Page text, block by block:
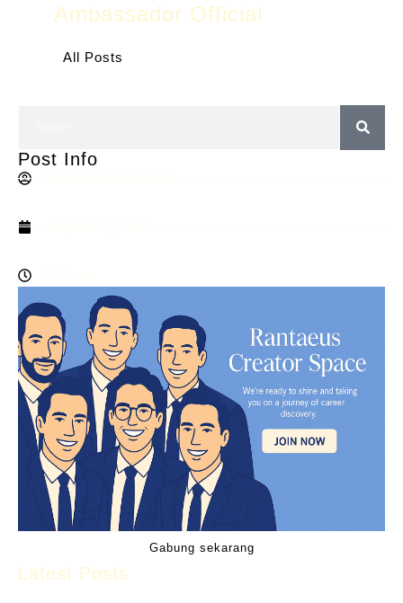
Ambassador Official
All Posts
Post Info
Gabung sekarang
Latest Posts